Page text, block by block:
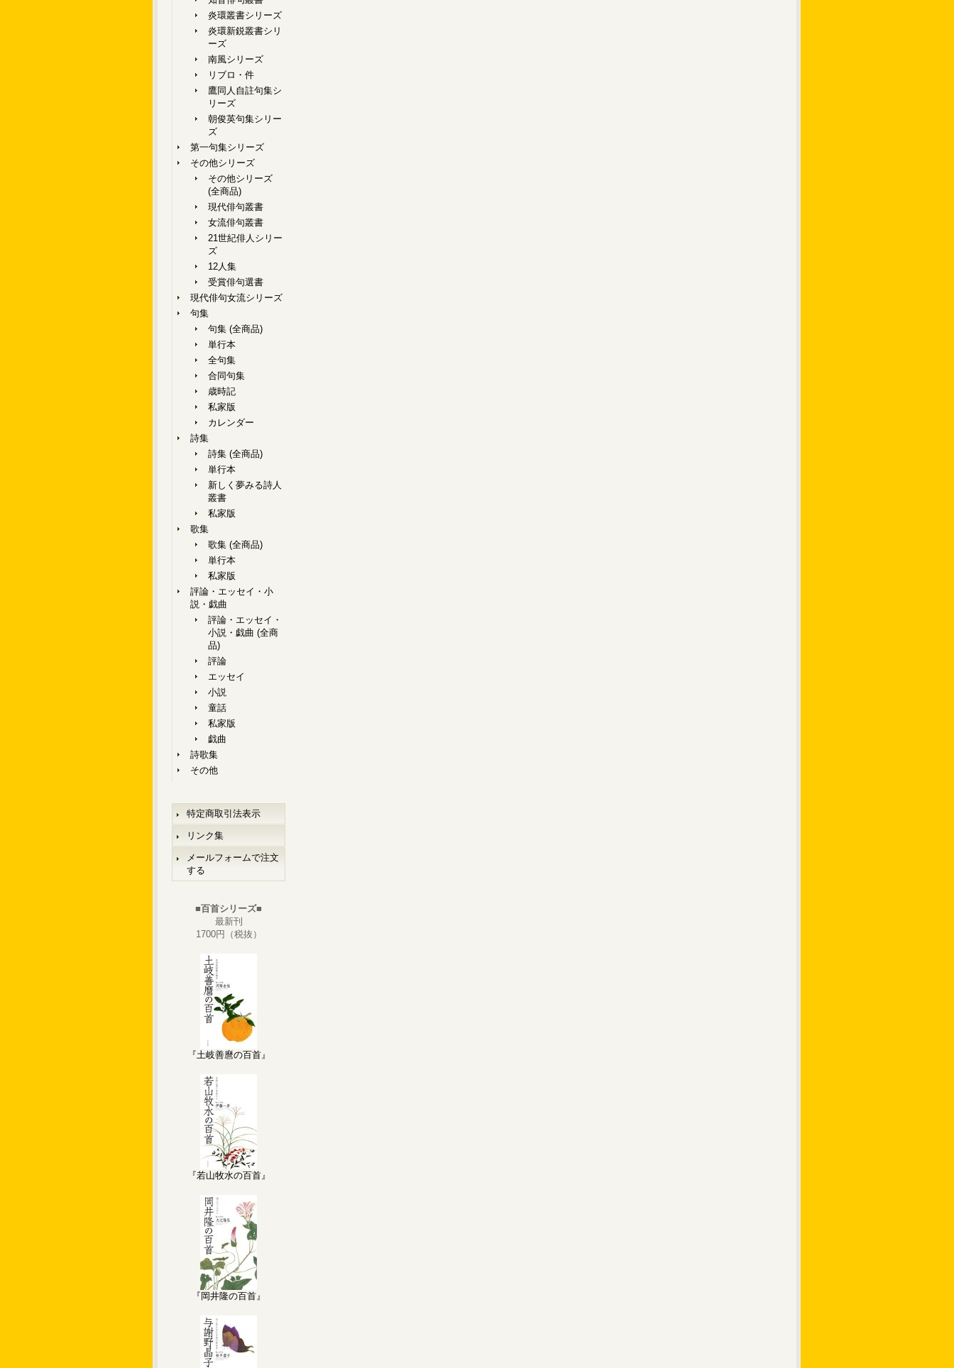
炎環叢書シリーズ
炎環新鋭叢書シリ
ーズ
南風シリーズ
リブロ・件
鷹同人自註句集シ
リーズ
朝俊英句集シリー
ズ
第一句集シリーズ
その他シリーズ
その他シリーズ
(全商品)
現代俳句叢書
女流俳句叢書
21世紀俳人シリー
ズ
12人集
受賞俳句選書
現代俳句女流シリーズ
句集
句集 (全商品)
単行本
全句集
合同句集
歳時記
私家版
カレンダー
詩集
詩集 (全商品)
単行本
新しく夢みる詩人
叢書
私家版
歌集
歌集 (全商品)
単行本
私家版
評論・エッセイ・小
説・戯曲
評論・エッセイ・
小説・戯曲 (全商
品)
評論
エッセイ
小説
童話
私家版
戯曲
詩歌集
その他
特定商取引法表示
リンク集
メールフォームで注文
する
■百首シリーズ■
最新刊
1700円（税抜）
『土岐善麿の百首』
『若山牧水の百首』
『岡井隆の百首』